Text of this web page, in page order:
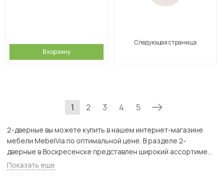
В корзину
Следующая страница
1 2 3 4 5
2-дверные вы можете купить в нашем интернет-магазине
мебели MebelVia по оптимальной цене. В разделе 2-
дверные в Воскресенске представлен широкий ассортимент
товаров с доставкой в Москве и Подмосковью, включая
Воскресенск. Всего товаров в категории «2-дверные» - 582
Показать еще